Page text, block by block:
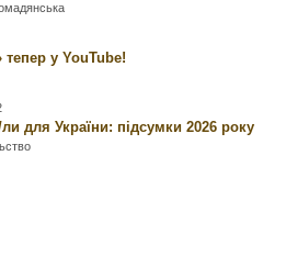
тепер у YouTube!
для України: підсумки 2026 року